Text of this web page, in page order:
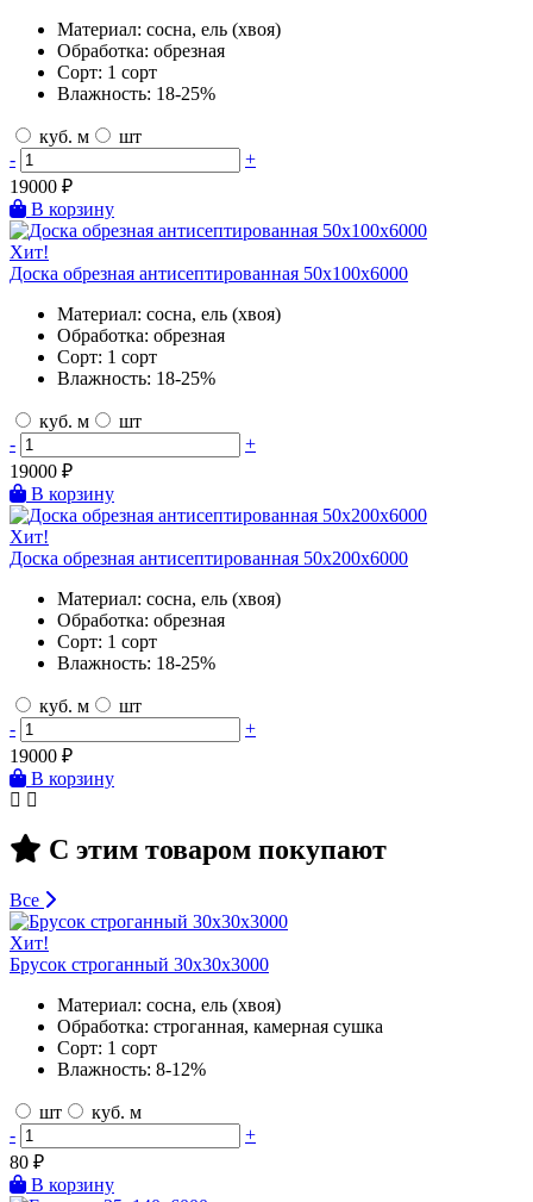
Материал: сосна, ель (хвоя)
Обработка: обрезная
Сорт: 1 сорт
Влажность: 18-25%
куб. м
шт
-
+
19000 ₽
В корзину
Хит!
Доска обрезная антисептированная 50х100х6000
Материал: сосна, ель (хвоя)
Обработка: обрезная
Сорт: 1 сорт
Влажность: 18-25%
куб. м
шт
-
+
19000 ₽
В корзину
Хит!
Доска обрезная антисептированная 50х200х6000
Материал: сосна, ель (хвоя)
Обработка: обрезная
Сорт: 1 сорт
Влажность: 18-25%
куб. м
шт
-
+
19000 ₽
В корзину
С этим товаром покупают
Все
Хит!
Брусок строганный 30х30х3000
Материал: сосна, ель (хвоя)
Обработка: строганная, камерная сушка
Сорт: 1 сорт
Влажность: 8-12%
шт
куб. м
-
+
80 ₽
В корзину